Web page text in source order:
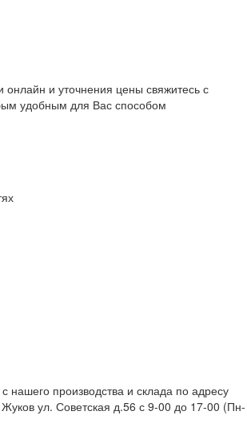
онлайн и уточнения цены свяжитесь с
удобным для Вас способом
нашего производства и склада по адресу
Жуков ул. Советская д.56 с 9-00 до 17-00 (Пн-